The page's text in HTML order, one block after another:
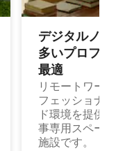
デジタルノ
多⁠いプ⁠ロ⁠フ⁠
最⁠適
リモートワー
フェッショナ
ド環境を提供
事専用スペー
施設です。